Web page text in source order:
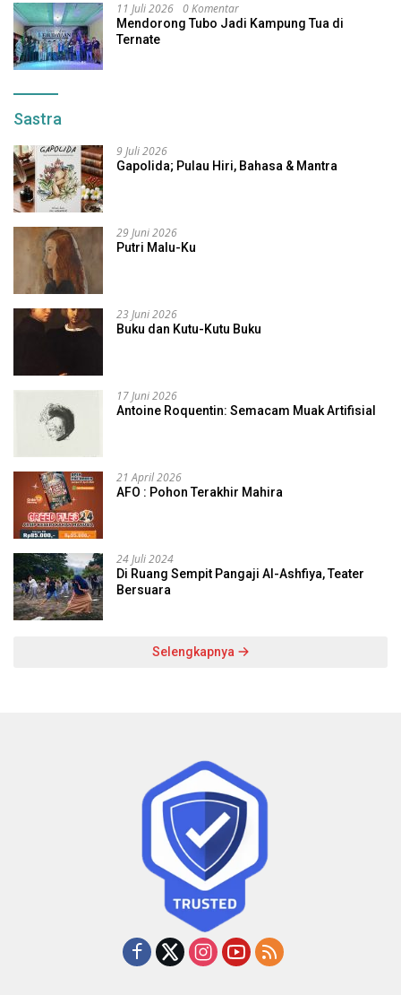
11 Juli 2026 0 Komentar
Mendorong Tubo Jadi Kampung Tua di
Ternate
Sastra
9 Juli 2026
Gapolida; Pulau Hiri, Bahasa & Mantra
29 Juni 2026
Putri Malu-Ku
23 Juni 2026
Buku dan Kutu-Kutu Buku
17 Juni 2026
Antoine Roquentin: Semacam Muak Artifisial
21 April 2026
AFO : Pohon Terakhir Mahira
24 Juli 2024
Di Ruang Sempit Pangaji Al-Ashfiya, Teater
Bersuara
Selengkapnya